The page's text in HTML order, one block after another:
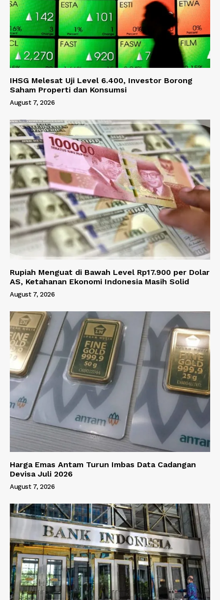
IHSG Melesat Uji Level 6.400, Investor Borong
Saham Properti dan Konsumsi
August 7, 2026
Rupiah Menguat di Bawah Level Rp17.900 per Dolar
AS, Ketahanan Ekonomi Indonesia Masih Solid
August 7, 2026
Harga Emas Antam Turun Imbas Data Cadangan
Devisa Juli 2026
August 7, 2026